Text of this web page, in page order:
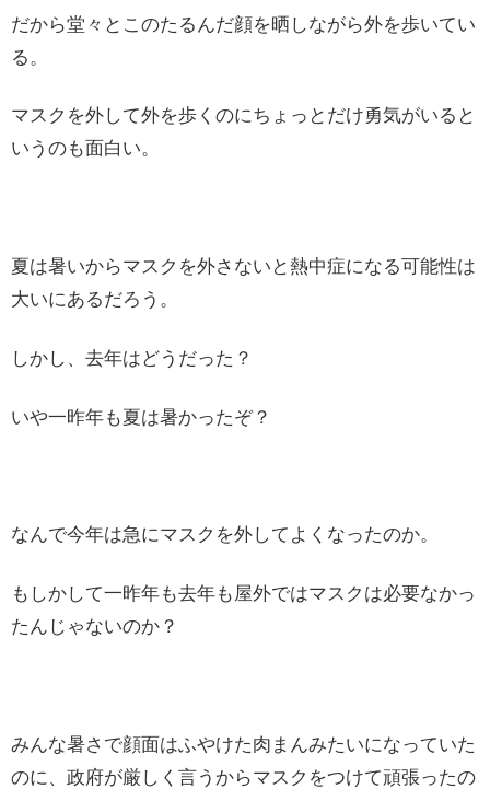
だから堂々とこのたるんだ顔を晒しながら外を歩いてい
る。
マスクを外して外を歩くのにちょっとだけ勇気がいると
いうのも面白い。
夏は暑いからマスクを外さないと熱中症になる可能性は
大いにあるだろう。
しかし、去年はどうだった？
いや一昨年も夏は暑かったぞ？
なんで今年は急にマスクを外してよくなったのか。
もしかして一昨年も去年も屋外ではマスクは必要なかっ
たんじゃないのか？
みんな暑さで顔面はふやけた肉まんみたいになっていた
のに、政府が厳しく言うからマスクをつけて頑張ったの